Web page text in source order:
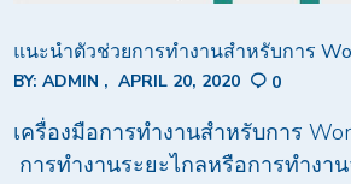
แนะนำตัวช่วยการทำงานสำหรับการ
BY:ADMIN APRIL 20, 2020 0
เครื่องมือการทำงานสำหรับการ
การทำงานระยะไกลหรือการทำงา